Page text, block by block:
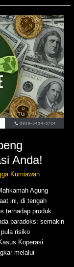
Anda!
Kurniawan
Agung
ini, di tengah
terhadap produk
paradoks: semakin
risiko
Koperasi
melalui